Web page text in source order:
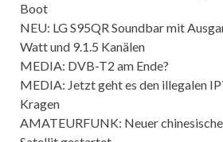
Boot
NEU: LG S95QR Soundbar mit
Watt und 9.1.5 Kanälen
MEDIA: DVB-T2 am Ende?
MEDIA: Jetzt geht es den illegalen
Kragen
AMATEURFUNK: Neuer